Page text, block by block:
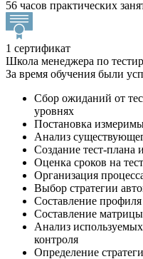
56 часов практических
1 сертификат
Школа менеджера по
За время обучения были
Сбор ожиданий от
уровнях
Постановка
Анализ
Создание тест-плана
Оценка сроков на
Организация
Выбор стратегии
Составление
Составление
Анализ
контроля
Определение